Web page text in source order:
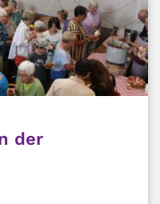
der